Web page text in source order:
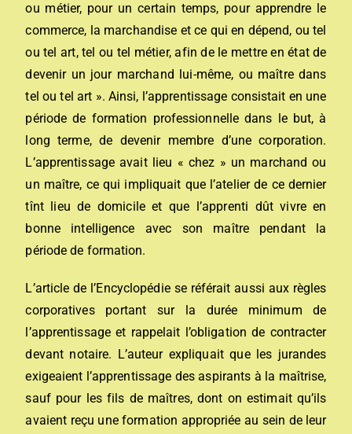
ou métier, pour un certain temps, pour apprendre le
commerce, la marchandise et ce qui en dépend, ou tel
ou tel art, tel ou tel métier, afin de le mettre en état de
devenir un jour marchand lui-même, ou maître dans
tel ou tel art ». Ainsi, l’apprentissage consistait en une
période de formation professionnelle dans le but, à
long terme, de devenir membre d’une corporation.
L’apprentissage avait lieu « chez » un marchand ou
un maître, ce qui impliquait que l’atelier de ce dernier
tînt lieu de domicile et que l’apprenti dût vivre en
bonne intelligence avec son maître pendant la
période de formation.
L’article de l’Encyclopédie se référait aussi aux règles
corporatives portant sur la durée minimum de
l’apprentissage et rappelait l’obligation de contracter
devant notaire. L’auteur expliquait que les jurandes
exigeaient l’apprentissage des aspirants à la maîtrise,
sauf pour les fils de maîtres, dont on estimait qu’ils
avaient reçu une formation appropriée au sein de leur